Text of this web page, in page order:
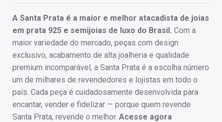
A Santa Prata é a maior e melhor atacadista de joias
em prata 925 e semijoias de luxo do Brasil. Com a
maior variedade do mercado, peças com design
exclusivo, acabamento de alta joalheria e qualidade
premium incomparável, a Santa Prata é a escolha número
um de milhares de revendedores e lojistas em todo o
país. Cada peça é cuidadosamente desenvolvida para
encantar, vender e fidelizar — porque quem revende
Santa Prata, revende o melhor. Acesse agora